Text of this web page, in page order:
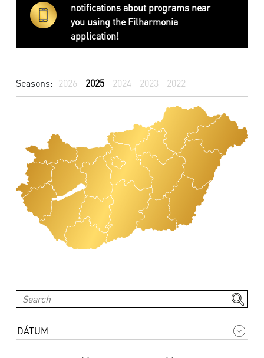
notifications about programs near
you using the Filharmonia
application!
Seasons: 2026 2025 2024 2023 2022